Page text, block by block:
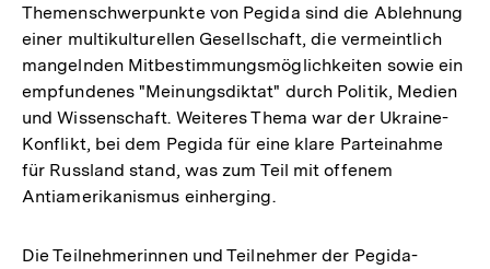
Themenschwerpunkte von Pegida sind die Ablehnung
einer multikulturellen Gesellschaft, die vermeintlich
mangelnden Mitbestimmungsmöglichkeiten sowie ein
empfundenes "Meinungsdiktat" durch Politik, Medien
und Wissenschaft. Weiteres Thema war der Ukraine-
Konflikt, bei dem Pegida für eine klare Parteinahme
für Russland stand, was zum Teil mit offenem
Antiamerikanismus einherging.
Die Teilnehmerinnen und Teilnehmer der Pegida-